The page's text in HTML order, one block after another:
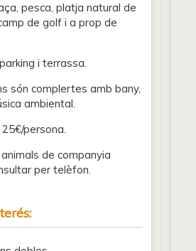
pesca, platja natural de
de golf i a prop de
i terrassa.
són complertes amb bany,
ambiental.
persona.
de companyia
per telèfon.